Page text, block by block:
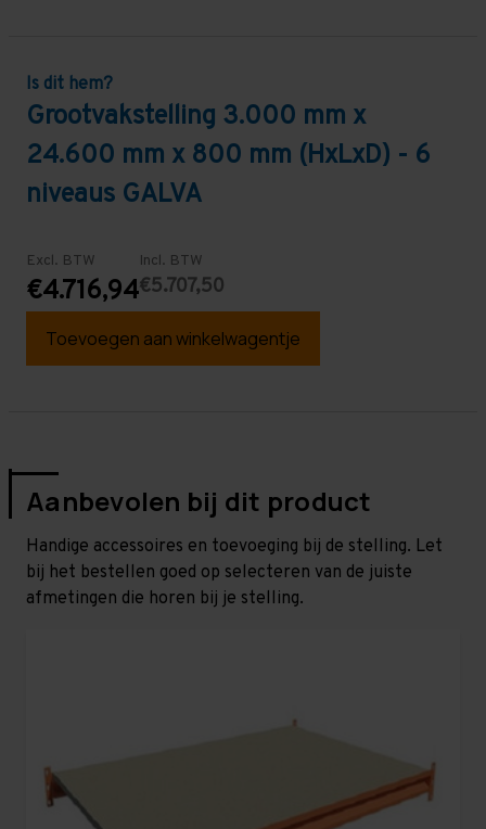
Is dit hem?
Grootvakstelling 3.000 mm x
24.600 mm x 800 mm (HxLxD) - 6
niveaus GALVA
Excl. BTW
€4.716,94
Incl. BTW
€5.707,50
Toevoegen aan winkelwagentje
Aanbevolen bij dit product
Handige accessoires en toevoeging bij de stelling. Let
bij het bestellen goed op selecteren van de juiste
afmetingen die horen bij je stelling.